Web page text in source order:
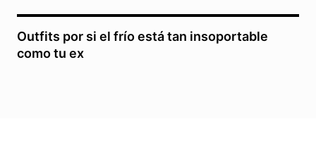
Outfits por si el frío está tan insoportable
como tu ex